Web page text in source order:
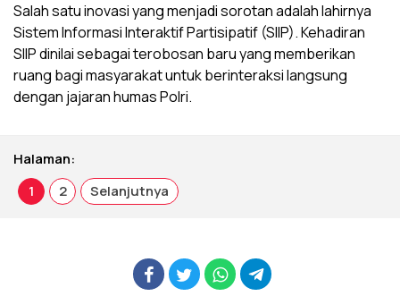
Salah satu inovasi yang menjadi sorotan adalah lahirnya
Sistem Informasi Interaktif Partisipatif (SIIP). Kehadiran
SIIP dinilai sebagai terobosan baru yang memberikan
ruang bagi masyarakat untuk berinteraksi langsung
dengan jajaran humas Polri.
Halaman:
1
2 Selanjutnya